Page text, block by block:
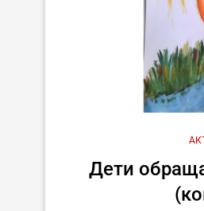
Дети